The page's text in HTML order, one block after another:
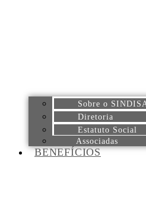
Sobre o
Diretoria
Estatuto Social
Associadas
BENEFÍCIOS